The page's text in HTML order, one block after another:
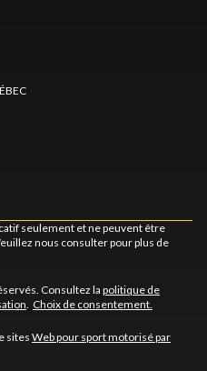
seulement et ne peuvent être
nous consulter pour plus de
Consultez la politique de
Choix de consentement.
sitesWeb pour sport motorisé par